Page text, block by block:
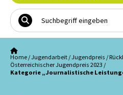
Home /Jugendarbeit /Jugendpreis /
Österreichischer Jugendpreis 2023 /
Kategorie „Journalistische